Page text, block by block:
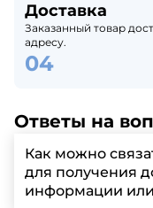
Доставка
Заказанный товар
адресу.
Ответы на
Как можно
для получения
информации